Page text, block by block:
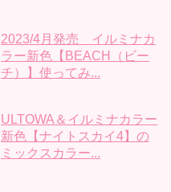
2023/4月発売 イルミナカ
ラー新色【BEACH（ビー
チ）】使ってみ...
ULTOWA＆イルミナカラー
新色【ナイトスカイ4】の
ミックスカラー...